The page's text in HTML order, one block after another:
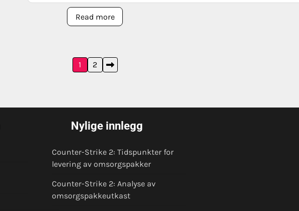
Read more
1 2
Nylige innlegg
Counter-Strike 2: Tidspunkter for
levering av omsorgspakker
Counter-Strike 2: Analyse av
omsorgspakkeutkast